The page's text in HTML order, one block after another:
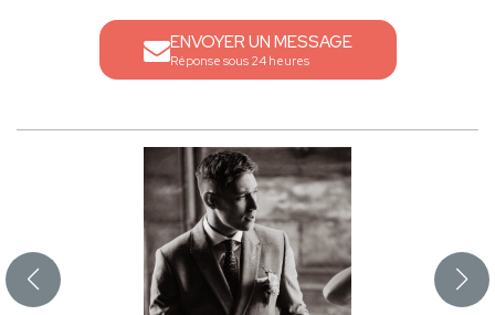
ENVOYER UN MESSAGE
Réponse sous 24 heures